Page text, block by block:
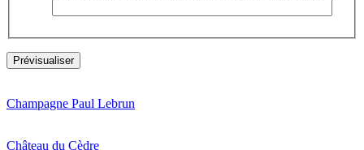
Champagne Paul Lebrun
Château du Cèdre